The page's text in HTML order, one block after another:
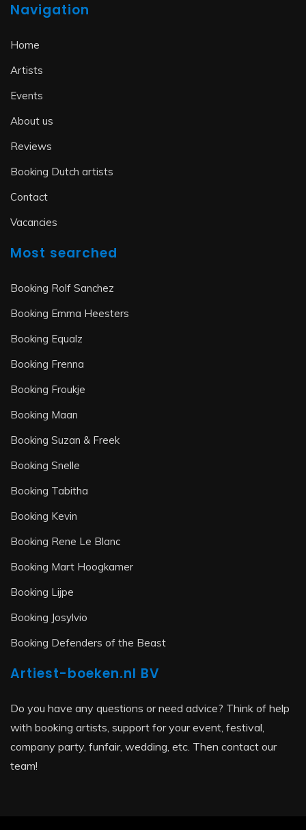
Navigation
Home
Artists
Events
About us
Reviews
Booking Dutch artists
Contact
Vacancies
Most searched
Booking Rolf Sanchez
Booking Emma Heesters
Booking Equalz
Booking Frenna
Booking Froukje
Booking Maan
Booking Suzan & Freek
Booking Snelle
Booking Tabitha
Booking Kevin
Booking Rene Le Blanc
Booking Mart Hoogkamer
Booking Lijpe
Booking Josylvio
Booking Defenders of the Beast
Artiest-boeken.nl BV
Do you have any questions or need advice? Think of help
with booking artists, support for your event, festival,
company party, funfair, wedding, etc. Then contact our
team!